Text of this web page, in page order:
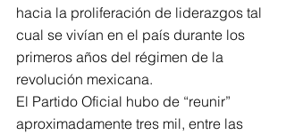
hacia la proliferación de liderazgos tal
cual se vivían en el país durante los
primeros años del régimen de la
revolución mexicana.
El Partido Oficial hubo de “reunir”
aproximadamente tres mil, entre las